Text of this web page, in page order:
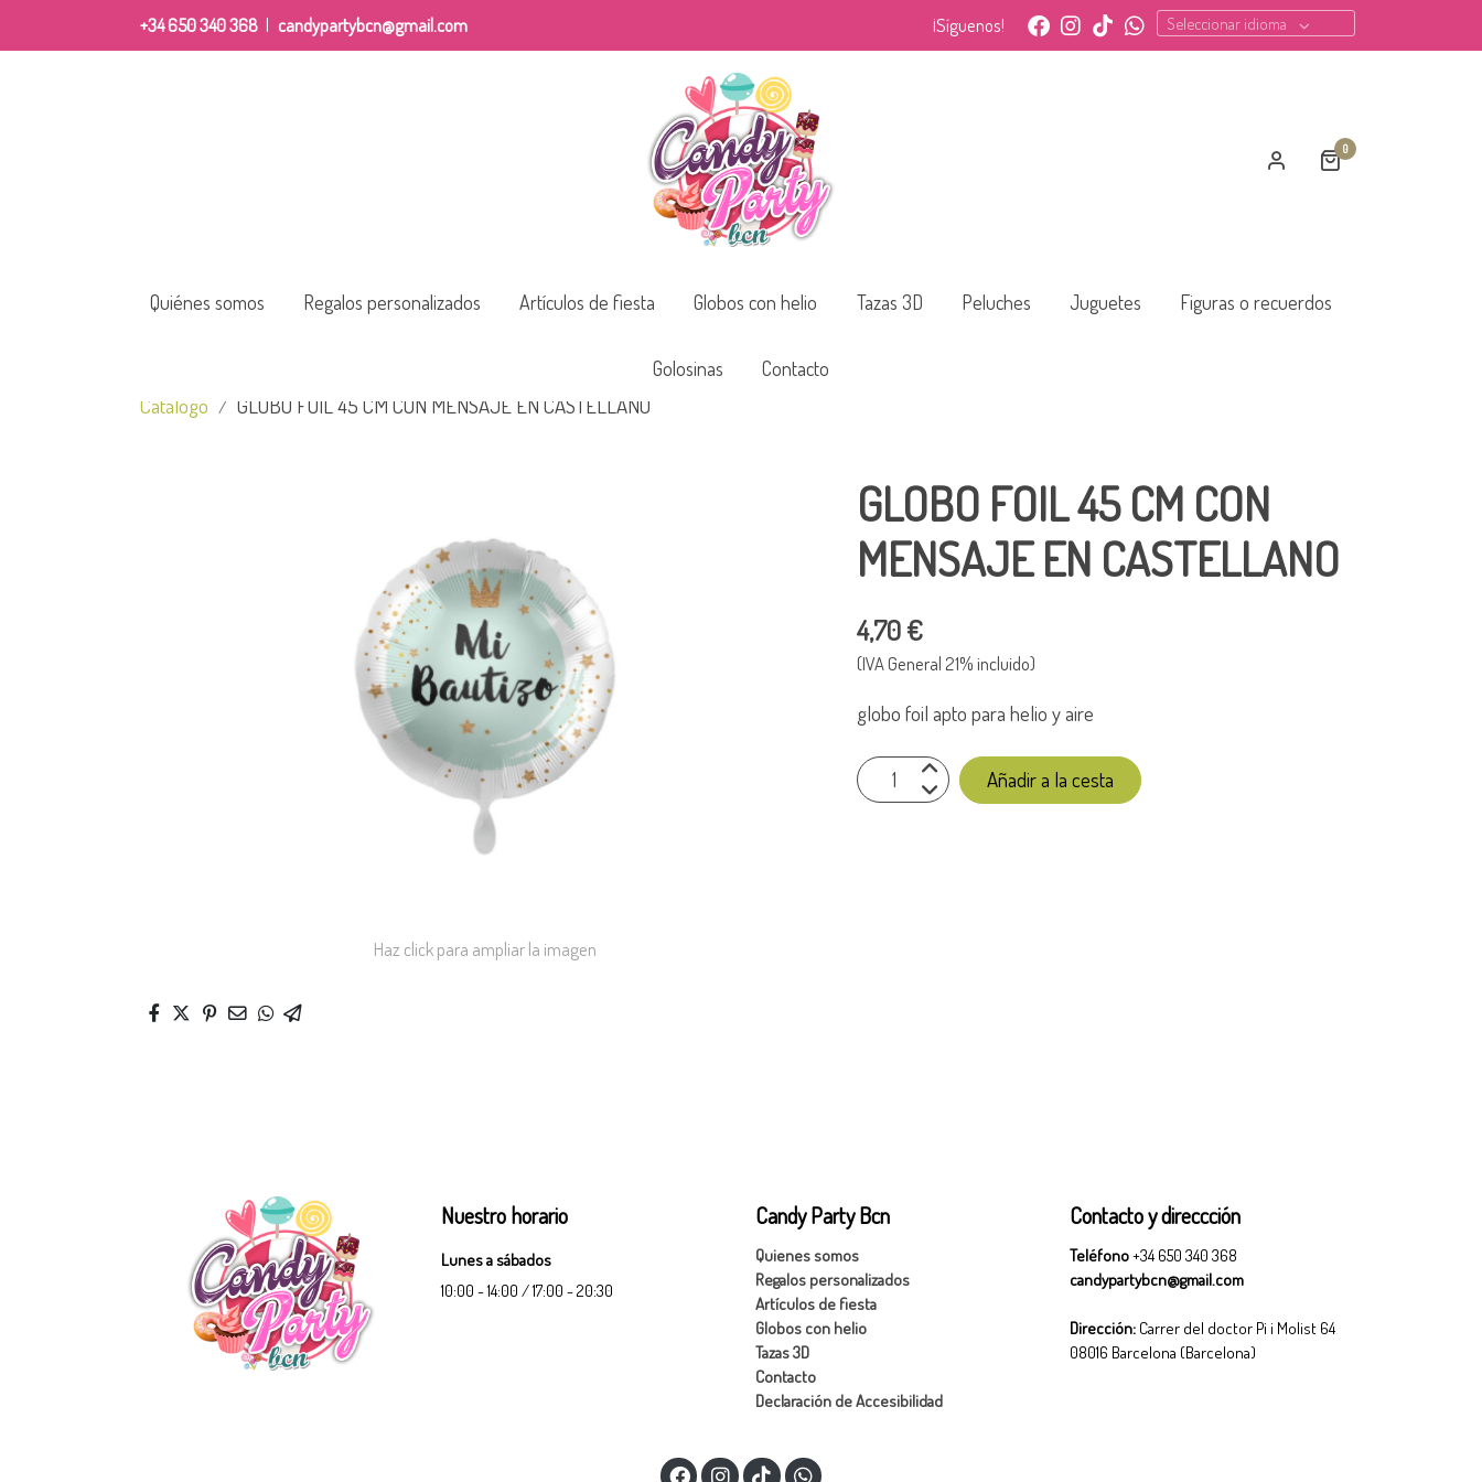
+34 650 340 368 | candypartybcn@gmail.com ¡Síguenos! Seleccionar idioma
0
Quiénes somos Regalos personalizados Artículos de fiesta Globos con helio Tazas 3D Peluches Juguetes Figuras o recuerdos
Golosinas Contacto
Catálogo GLOBO FOIL 45 CM CON MENSAJE EN CASTELLANO
Haz click para ampliar la imagen
GLOBO FOIL 45 CM CON
MENSAJE EN CASTELLANO
4,70 €
(IVA General 21% incluido)
globo foil apto para helio y aire
Añadir a la cesta
Nuestro horario
Lunes a sábados
10:00 - 14:00 / 17:00 - 20:30
Candy Party Bcn
Quienes somos
Regalos personalizados
Artículos de fiesta
Globos con helio
Tazas 3D
Contacto
Declaración de Accesibilidad
Contacto y direccción
Teléfono+34 650 340 368
candypartybcn@gmail.com
Dirección:Carrer del doctor Pi i Molist 64
08016 Barcelona (Barcelona)